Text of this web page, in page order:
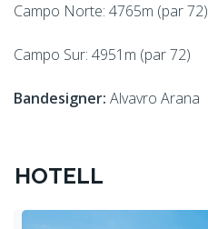
Campo Norte: 4765m (par 72)
Campo Sur: 4951m (par 72)
Bandesigner: Alvavro Arana
HOTELL